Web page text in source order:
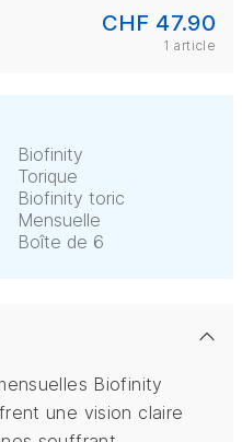
CHF 47.90
1 article
Biofinity
Torique
Biofinity toric
Mensuelle
Boîte de 6
Biofinity
une vision claire